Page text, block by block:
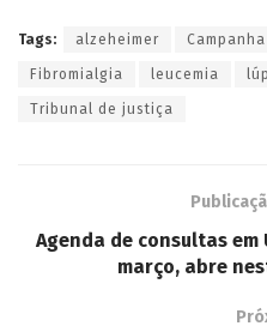
Tags: alzeheimer Campanha
Fibromialgia leucemia
Tribunal de justiça
Agenda de consultas em
março, abre